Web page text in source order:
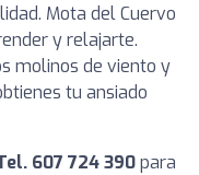
Mota del Cuervo
y relajarte.
molinos de viento y
tu ansiado
607 724 390para